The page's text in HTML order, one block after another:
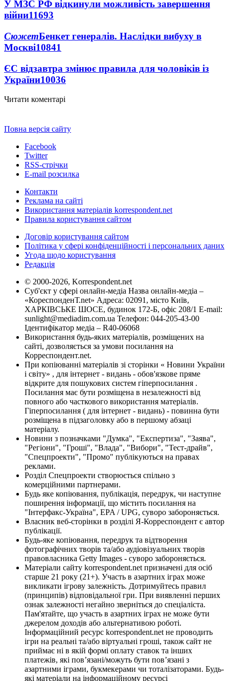
У МЗС РФ відкинули можливість завершення
війни11693
СюжетБенкет генералів. Наслідки вибуху в
Москві10841
ЄС відзавтра змінює правила для чоловіків із
України10036
Читати коментарі
Повна версія сайту
Facebook
Twitter
RSS-стрічки
E-mail розсилка
Контакти
Реклама на сайті
Використання матеріалів korrespondent.net
Правила користування сайтом
Договір користування сайтом
Політика у сфері конфіденційності і персональних даних
Угода щодо користування
Редакція
© 2000-2026, Korrespondent.net
Суб'єкт у сфері онлайн-медіа Назва онлайн-медіа –
«КореспонденТ.net» Адреса: 02091, місто Київ,
ХАРКІВСЬКЕ ШОСЕ, будинок 172-Б, офіс 208/1 E-mail:
sunlight@mediadim.com.ua Телефон: 044-205-43-00
Ідентифікатор медіа – R40-06068
Використання будь-яких матеріалів, розміщених на
сайті, дозволяється за умови посилання на
Корреспондент.net.
При копіюванні матеріалів зі сторінки « Новини України
і світу» , для інтернет - видань - обов'язкове пряме
відкрите для пошукових систем гіперпосилання .
Посилання має бути розміщена в незалежності від
повного або часткового використання матеріалів.
Гіперпосилання ( для інтернет - видань) - повинна бути
розміщена в підзаголовку або в першому абзаці
матеріалу.
Новини з позначками "Думка", "Експертиза", "Заява",
"Регіони", "Гроші", "Влада", "Вибори", "Тест-драйв",
"Спецпроекти", "Промо" публікуються на правах
реклами.
Розділ Спецпроекти створюється спільно з
комерційними партнерами.
Будь яке копіювання, публікація, передрук, чи наступне
поширення інформації, що містить посилання на
"Інтерфакс-Україна", EPA / UPG, суворо забороняється.
Власник веб-сторінки в розділі Я-Корреспондент є автор
публікації.
Будь-яке копіювання, передрук та відтворення
фотографічних творів та/або аудіовізуальних творів
правовласника Getty Images - суворо забороняється.
Матеріали сайту korrespondent.net призначені для осіб
старше 21 року (21+). Участь в азартних іграх може
викликати ігрову залежність. Дотримуйтесь правил
(принципів) відповідальної гри. При виявленні перших
ознак залежності негайно зверніться до спеціаліста.
Пам'ятайте, що участь в азартних іграх не може бути
джерелом доходів або альтернативою роботі.
Інформаційний ресурс korrespondent.net не проводить
ігри на реальні та/або віртуальні гроші, також сайт не
приймає ні в якій формі оплату ставок та інших
платежів, які пов’язані/можуть бути пов’язані з
азартними іграми, букмекерами чи тоталізаторами. Будь-
які матеріали на інформаційному ресурсі